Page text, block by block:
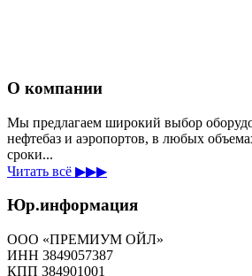
О компании
Мы предлагаем широкий выбор
нефтебаз и аэропортов, в любых
сроки...
Читать всё ▶▶▶
Юр.информация
ООО «ПРЕМИУМ ОЙЛ»
ИНН 3849057387
КПП 384901001